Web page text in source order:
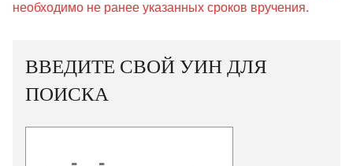
необходимо не ранее указанных сроков вручения.
ВВЕДИТЕ СВОЙ УИН ДЛЯ
ПОИСКА